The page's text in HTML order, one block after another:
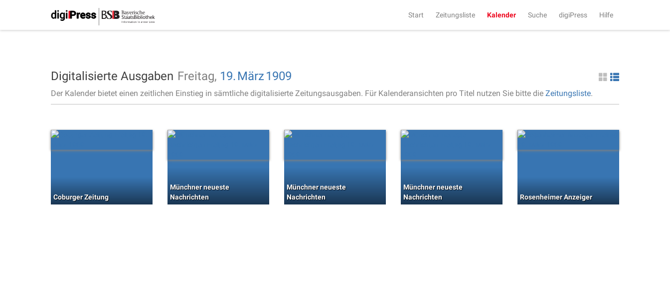
Start Zeitungsliste Kalender Suche digiPress Hilfe
Digitalisierte Ausgaben Freitag, 19. März 1909
Der Kalender bietet einen zeitlichen Einstieg in sämtliche digitalisierte Zeitungsausgaben. Für Kalenderansichten pro Titel nutzen Sie bitte die Zeitungsliste.
Coburger Zeitung
Münchner neueste
Nachrichten
Münchner neueste
Nachrichten
Münchner neueste
Nachrichten
Rosenheimer Anzeiger